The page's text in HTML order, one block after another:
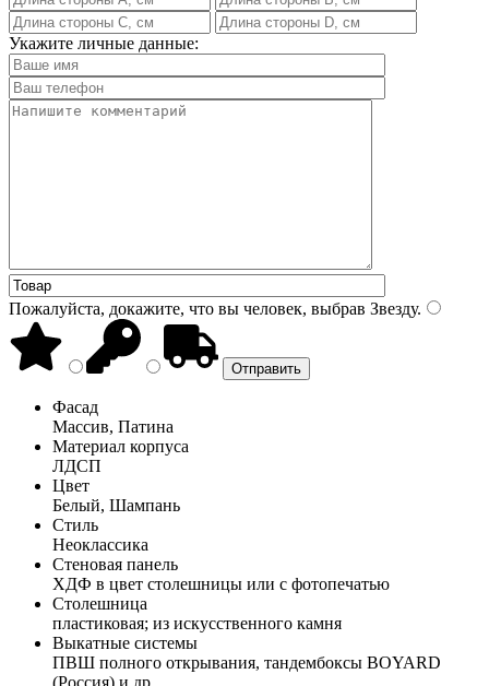
Укажите личные данные:
Пожалуйста, докажите, что вы человек, выбрав Звезду.
Фасад
Массив, Патина
Материал корпуса
ЛДСП
Цвет
Белый, Шампань
Стиль
Неоклассика
Стеновая панель
ХДФ в цвет столешницы или с фотопечатью
Столешница
пластиковая; из искусственного камня
Выкатные системы
ПВШ полного открывания, тандембоксы BOYARD
(Россия) и др.